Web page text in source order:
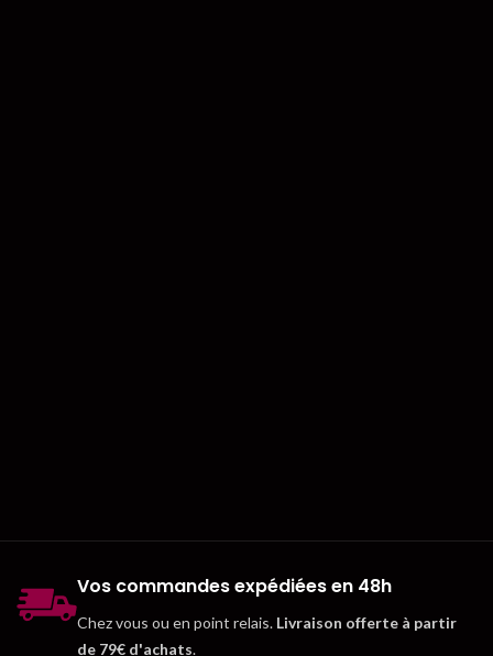
Vos commandes expédiées en 48h
Chez vous ou en point relais. Livraison offerte à partir
de 79€ d'achats.